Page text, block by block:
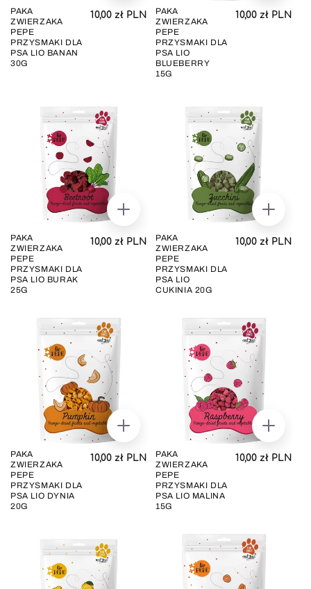
KOSZYKA
PAKA
ZWIERZAKA
PEPE
PRZYSMAKI DLA
PSA LIO BANAN
30G
Cena regularna
10,00 zł PLN
PAKA
ZWIERZAKA
PEPE
PRZYSMAKI DLA
PSA LIO
BLUEBERRY
15G
Cena
10,00 zł PLN
DODAJ
KOSZYKA
PAKA
ZWIERZAKA
PEPE
PRZYSMAKI DLA
PSA LIO BURAK
25G
Cena regularna
10,00 zł PLN
DODAJ
PAKA
ZWIERZAKA
PEPE
PRZYSMAKI DLA
PSA LIO
CUKINIA 20G
Cena
10,00 zł PLN
DODAJ
KOSZYKA
PAKA
ZWIERZAKA
PEPE
PRZYSMAKI DLA
PSA LIO DYNIA
20G
Cena regularna
10,00 zł PLN
DODAJ
PAKA
ZWIERZAKA
PEPE
PRZYSMAKI DLA
PSA LIO MALINA
15G
Cena
10,00 zł PLN